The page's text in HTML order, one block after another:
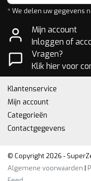
* We delen uw gegevens
Mijn account
Inloggen of
Vragen?
Klik hier voor
Klantenservice
Mijn account
Categorieën
Contactgegevens
© Copyright 2026 -
Algemene voorwaarden |